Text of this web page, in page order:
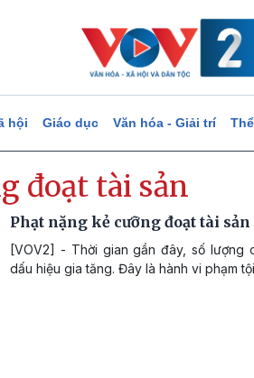
hội Giáo dục Văn hóa - Giải trí
đoạt tài sản
Phạt nặng kẻ cưỡng đoạt tài sản
[VOV2] - Thời gian gần đây, số
dấu hiệu gia tăng. Đây là hành vi phạm